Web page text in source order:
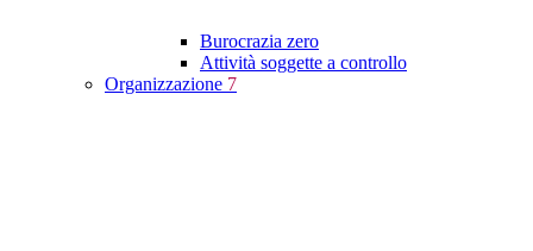
Burocrazia zero
Attività soggette a controllo
Organizzazione 7